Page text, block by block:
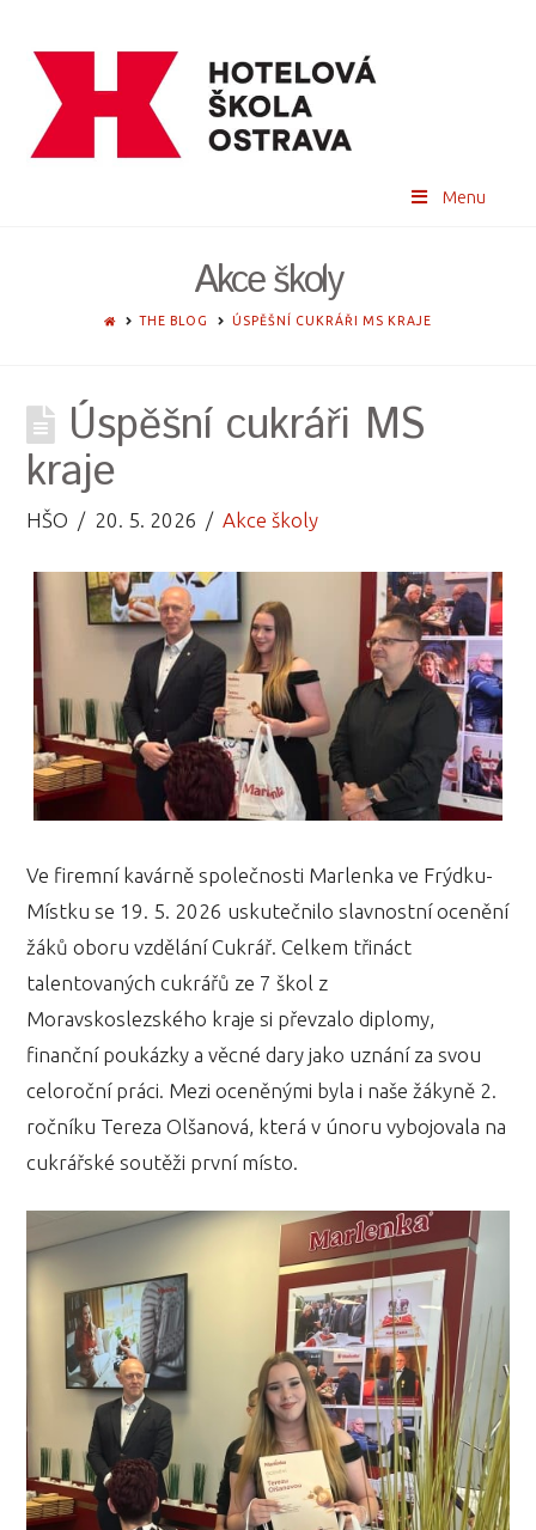
Menu
Akce školy
HOMETHE BLOG ÚSPĚŠNÍ CUKRÁŘI MS KRAJE
Úspěšní cukráři MS
kraje
HŠO 20. 5. 2026 Akce školy
Ve firemní kavárně společnosti Marlenka ve Frýdku-
Místku se 19. 5. 2026 uskutečnilo slavnostní ocenění
žáků oboru vzdělání Cukrář. Celkem třináct
talentovaných cukrářů ze 7 škol z
Moravskoslezského kraje si převzalo diplomy,
finanční poukázky a věcné dary jako uznání za svou
celoroční práci. Mezi oceněnými byla i naše žákyně 2.
ročníku Tereza Olšanová, která v únoru vybojovala na
cukrářské soutěži první místo.